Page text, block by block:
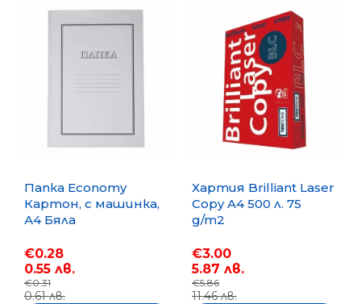
Папка Economy
Картон, с машинка,
А4 Бяла
€0.28
0.55 лв.
€0.31
0.61 лв.
Хартия Brilliant Laser
Copy A4 500 л. 75
g/m2
€3.00
5.87 лв.
€5.86
11.46 лв.